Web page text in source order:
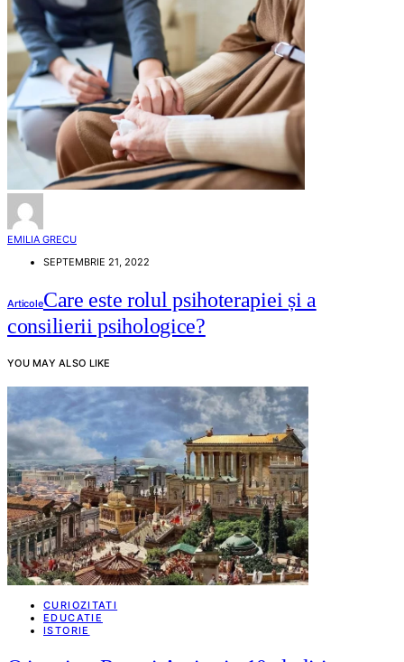
EMILIA GRECU
SEPTEMBRIE 21, 2022
ArticoleCare este rolul psihoterapiei și a
consilierii psihologice?
YOU MAY ALSO LIKE
CURIOZITATI
EDUCATIE
ISTORIE